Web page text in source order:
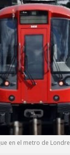
en el metro de